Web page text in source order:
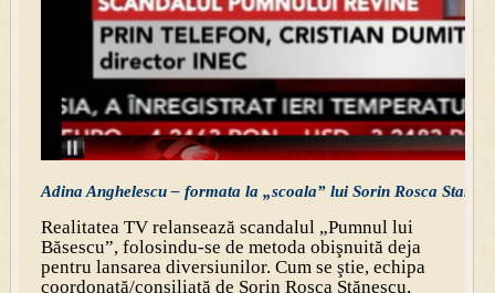
Adina Anghelescu – formata la „scoala” lui Sorin Rosca
Realitatea TV relansează scandalul „Pumnul lui
Băsescu”, folosindu-se de metoda obişnuită deja
pentru lansarea diversiunilor. Cum se ştie, echipa
coordonată/consiliată de Sorin Roşca Stănescu,